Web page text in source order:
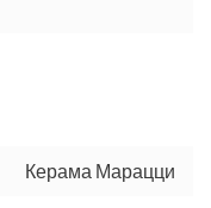
Керама Марацци